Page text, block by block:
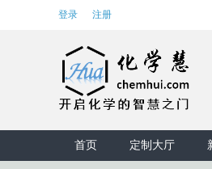
登录 注册
首页 定制大厅